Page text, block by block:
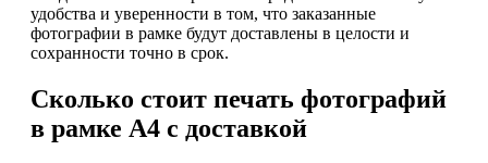
удобства и уверенности в том, что заказанные
фотографии в рамке будут доставлены в целости и
сохранности точно в срок.
Сколько стоит печать фотографий
в рамке А4 с доставкой